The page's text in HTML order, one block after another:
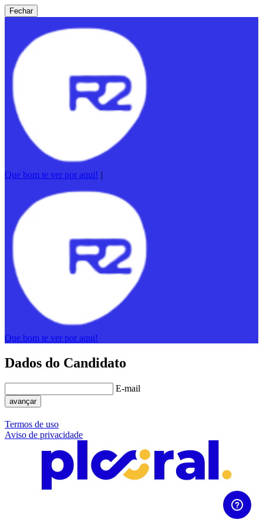
Fechar
Que bom te ver por aqui! |
Que bom te ver por aqui!
Dados do Candidato
E-mail
avançar
Termos de uso
Aviso de privacidade